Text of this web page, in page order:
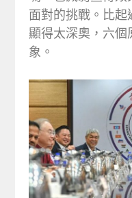
面對的挑戰。比起
顯得太深奧，六個
象。